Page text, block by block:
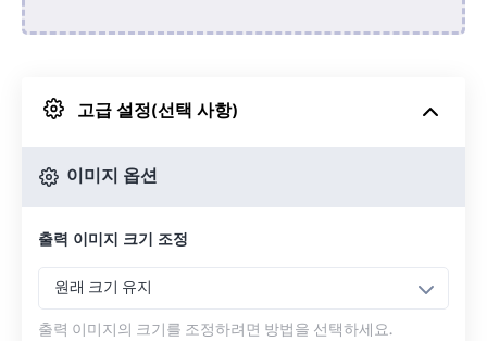
Google 드라이브에서
고급 설정(선택 사항)
이미지 옵션
출력 이미지 크기 조정
원래 크기 유지
출력 이미지의 크기를 조정하려면 방법을 선택하세요.